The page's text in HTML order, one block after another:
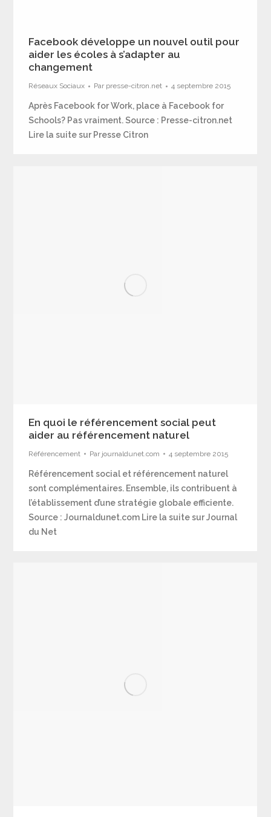
Facebook développe un nouvel outil pour
aider les écoles à s’adapter au
changement
Réseaux Sociaux Par presse-citron.net 4 septembre 2015
Après Facebook for Work, place à Facebook for
Schools? Pas vraiment. Source : Presse-citron.net
Lire la suite sur Presse Citron
En quoi le référencement social peut
aider au référencement naturel
Référencement Par journaldunet.com 4 septembre 2015
Référencement social et référencement naturel
sont complémentaires. Ensemble, ils contribuent à
l’établissement d’une stratégie globale efficiente.
Source : Journaldunet.com Lire la suite sur Journal
du Net